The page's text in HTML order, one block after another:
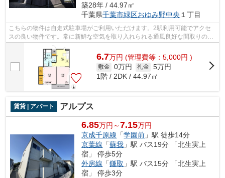
築28年 / 44.97㎡
千葉県千葉市緑区おゆみ野中央 １丁目
こちらの物件は自走式駐車場がご利用いただけます。2駅利用可能でアクセ
スの良い物件です。常に新鮮な空気を取り入れられる通風良好な間取りの物
件。ネット回線が導入された物件です。...
6.7万円 (管理費等：5,000円 )
敷金 0万円 礼金 5万円
1階 / 2DK / 44.97㎡
賃貸 | アパート アルプス
6.85万円～7.15万円
京成千原線 「学園前 」駅 徒歩14分
京葉線 「蘇我 」駅 バス19分 「北生実上
宿」 停歩5分
外房線 「鎌取 」駅 バス15分 「北生実上
宿」 停歩3分